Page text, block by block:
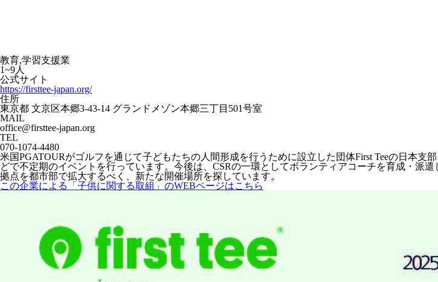
教育,学習支援業
1~9人
公式サイト
https://firsttee-japan.org/
住所
東京都 文京区本郷3-43-14 グランドメゾン本郷三丁目501号室
MAIL
office@firsttee-japan.org
TEL
070-1074-4480
米国PGATOURがゴルフを通じて子どもたちの人間形成を行うために設立した団体First Teeの日本
どで不定期のイベントを行っています。今後は、CSRの一環としてボランティアコーチを育成・派
拠点を都市部で拡大するべく、新たな開催場所を探しています。
この企業による「子供に関する取組」のWEBページはこちら